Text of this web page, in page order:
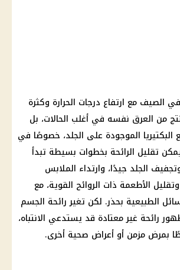
الصيف مع ارتفاع درجات الحرارة وكثرة
من العرق نفسه في أغلب الحالات، بل
الموجودة على الجلد، خصوصًا في
تقليل الرائحة بخطوات بسيطة تبدأ
الجلد جيدًا، وارتداء الملابس
الأطعمة ذات الروائح القوية، مع
الطبيعية بحذر. لكن تغير رائحة الجسم
رائحة غير معتادة قد يستدعي الانتباه،
بمرض مزمن أو أعراض صحية أخرى.